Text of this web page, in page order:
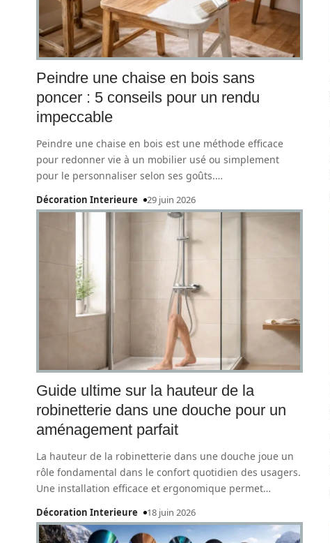
Peindre une chaise en bois sans
poncer : 5 conseils pour un rendu
impeccable
Peindre une chaise en bois est une méthode efficace
pour redonner vie à un mobilier usé ou simplement
pour le personnaliser selon ses goûts.…
Décoration Interieure 29 juin 2026
Guide ultime sur la hauteur de la
robinetterie dans une douche pour un
aménagement parfait
La hauteur de la robinetterie dans une douche joue un
rôle fondamental dans le confort quotidien des usagers.
Une installation efficace et ergonomique permet…
Décoration Interieure 18 juin 2026